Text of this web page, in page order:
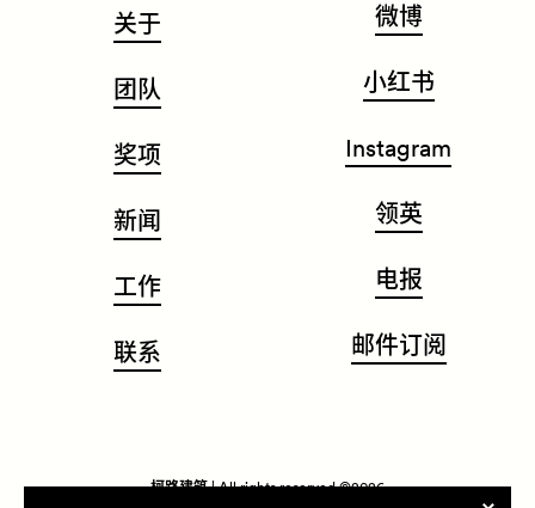
关于
团队
奖项
新闻
工作
联系
微博
小红书
Instagram
领英
电报
邮件订阅
柯路建筑| All rights reserved ©2026